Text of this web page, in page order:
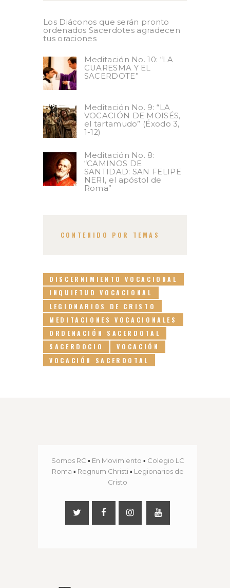
Los Diáconos que serán pronto
ordenados Sacerdotes agradecen
tus oraciones
Meditación No. 10: “LA
CUARESMA Y EL
SACERDOTE”
Meditación No. 9: “LA
VOCACIÓN DE MOISÉS,
el tartamudo” (Éxodo 3,
1-12)
Meditación No. 8:
“CAMINOS DE
SANTIDAD: SAN FELIPE
NERI, el apóstol de
Roma”
CONTENIDO POR TEMAS
DISCERNIMIENTO VOCACIONAL
INQUIETUD VOCACIONAL
LEGIONARIOS DE CRISTO
MEDITACIONES VOCACIONALES
ORDENACIÓN SACERDOTAL
SACERDOCIO
VOCACIÓN
VOCACIÓN SACERDOTAL
Somos RC ▪ En Movimiento ▪ Colegio LC
Roma ▪ Regnum Christi▪ Legionarios de
Cristo